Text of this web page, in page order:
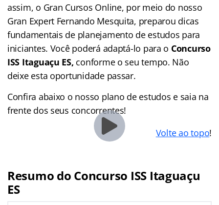
assim, o Gran Cursos Online, por meio do nosso
Gran Expert Fernando Mesquita, preparou dicas
fundamentais de planejamento de estudos para
iniciantes. Você poderá adaptá-lo para o Concurso
ISS Itaguaçu ES, conforme o seu tempo. Não
deixe esta oportunidade passar.
Confira abaixo o nosso plano de estudos e saia na
frente dos seus concorrentes!
Volte ao topo!
Resumo do Concurso ISS Itaguaçu
ES